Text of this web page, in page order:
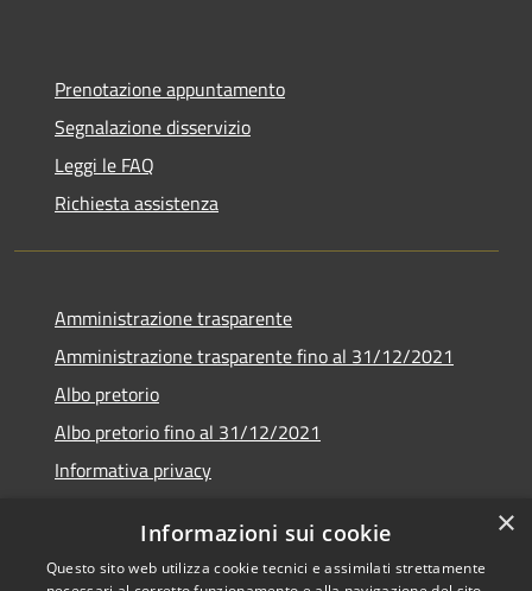
Prenotazione appuntamento
Segnalazione disservizio
Leggi le FAQ
Richiesta assistenza
Amministrazione trasparente
Amministrazione trasparente fino al 31/12/2021
Albo pretorio
Albo pretorio fino al 31/12/2021
Informativa privacy
Dichiarazione di accessibilità
×
Informazioni sui cookie
Questo sito web utilizza cookie tecnici e assimilati strettamente